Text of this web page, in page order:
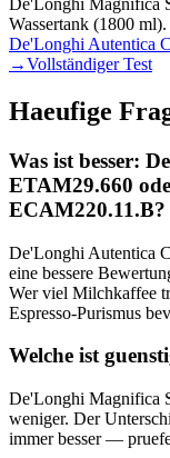
De'Longhi Magnifica
Wassertank (1800 ml).
De'Longhi Autentica
→Vollständiger Test
Haeufige
Was ist besser:
ETAM29.660
ECAM220.11.B?
De'Longhi Autentica
eine bessere
Wer viel Milchkaffee
Espresso-Purismus
Welche ist
De'Longhi Magnifica
weniger. Der
immer besser —